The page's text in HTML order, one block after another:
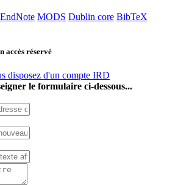
EndNote MODS Dublin core BibTeX
accès réservé
disposez d'un compte IRD
le formulaire ci-dessous...